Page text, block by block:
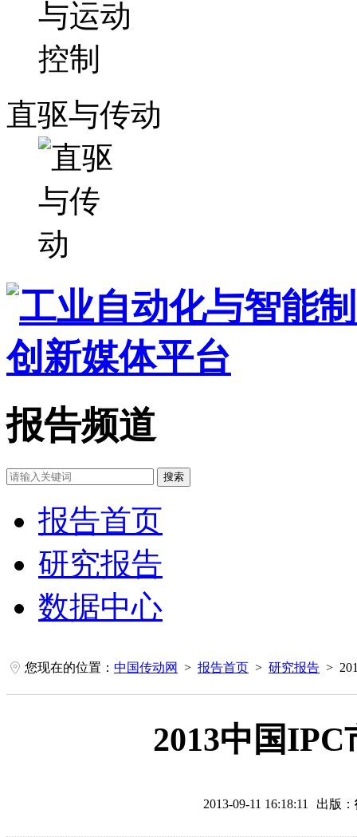
直驱与传动
报告频道
搜索
报告首页
研究报告
数据中心
您现在的位置： 中国传动网 > 报告首页 > 研究报告 >
2013中国
2013-09-11 16:18:11 出版：